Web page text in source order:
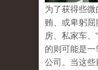
为了获得些
贿、或卑躬
房、私家车、 “
的则可能是
公司。当这些